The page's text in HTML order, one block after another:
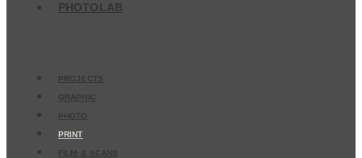
PHOTOLAB
PROJECTS
GRAPHIC
PHOTO
PRINT
FILM & SCANS